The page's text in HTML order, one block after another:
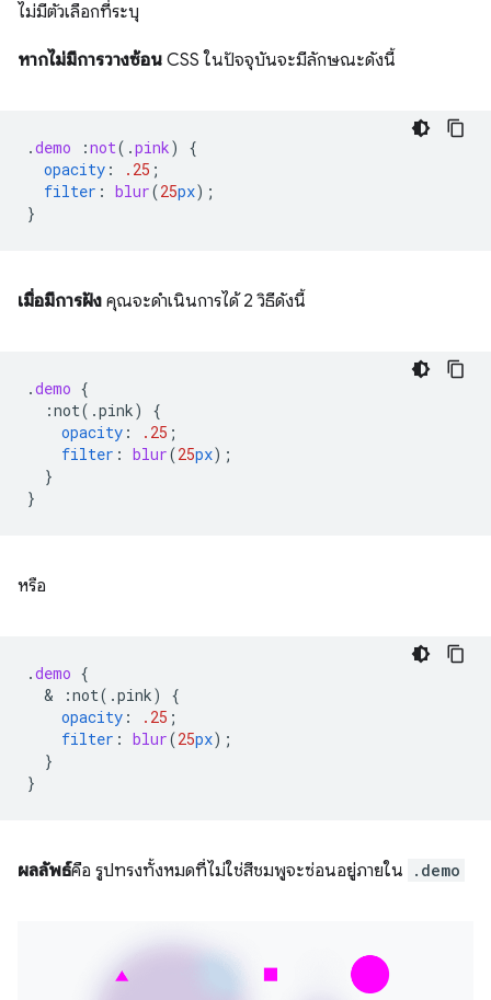
ไม่มีตัวเลือกที่ระบุ
หากไม่มีการวางซ้อน CSS ในปัจจุบันจะมีลักษณะดังนี้
.demo :not( .pink)
{
opacity : .25 ;
filter : blur(25px);
}
เมื่อมีการฝัง คุณจะดำเนินการได้ 2 วิธีดังนี้
.demo {
:not(.pink)
{
opacity : .25 ;
filter : blur(25px);
}
}
หรือ
.demo {
  &
:not(.pink)
{
opacity : .25 ;
filter : blur(25px);
}
}
ผลลัพธ์คือ รูปทรงทั้งหมดที่ไม่ใช่สีชมพูจะซ่อนอยู่ภายใน .demo